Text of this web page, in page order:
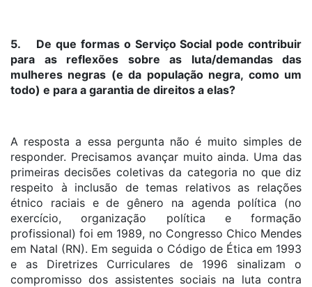
5. De que formas o Serviço Social pode contribuir
para as reflexões sobre as luta/demandas das
mulheres negras (e da população negra, como um
todo) e para a garantia de direitos a elas?
A resposta a essa pergunta não é muito simples de
responder. Precisamos avançar muito ainda. Uma das
primeiras decisões coletivas da categoria no que diz
respeito à inclusão de temas relativos as relações
étnico raciais e de gênero na agenda política (no
exercício, organização política e formação
profissional) foi em 1989, no Congresso Chico Mendes
em Natal (RN). Em seguida o Código de Ética em 1993
e as Diretrizes Curriculares de 1996 sinalizam o
compromisso dos assistentes sociais na luta contra